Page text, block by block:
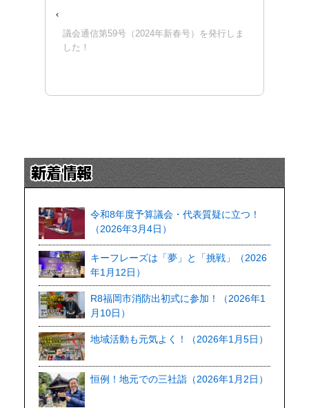
‹
議会通信第59号（2024年新春号）を発行しま
した！
令和8年度予算議会・代表質疑に立つ！
（2026年3月4日）
キーフレーズは「夢」と「挑戦」（2026
年1月12日）
R8福岡市消防出初式に参加！（2026年1
月10日）
地域活動も元気よく！（2026年1月5日）
恒例！地元での三社詣（2026年1月2日）